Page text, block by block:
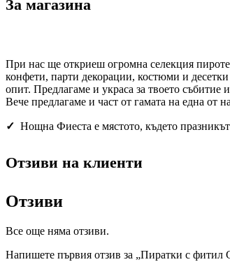
За магазина
При нас ще откриеш огромна селекция
конфети, парти декорации, костюми и
опит. Предлагаме и украса за твоето събитие
Вече предлагаме и част от гамата на една от
✓ Нощна Фиеста е мястото, където
Отзиви на клиенти
Отзиви
Все още няма отзиви.
Напишете първия отзив за „Пиратки с фитил